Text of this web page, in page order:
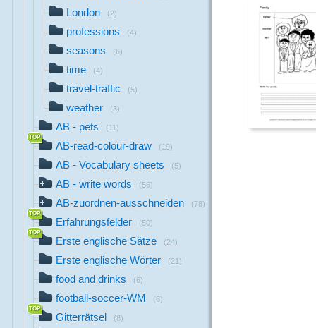
London (2)
professions (4)
seasons (6)
time (4)
travel-traffic (5)
weather (3)
AB - pets (11)
AB-read-colour-draw (19)
AB - Vocabulary sheets (5)
AB - write words (56)
AB-zuordnen-ausschneiden (78)
Erfahrungsfelder (50)
Erste englische Sätze (24)
Erste englische Wörter (21)
food and drinks (6)
football-soccer-WM (6)
Gitterrätsel (8)